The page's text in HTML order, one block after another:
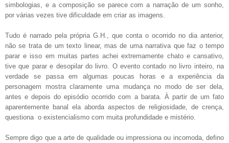
simbologias, e a composição se parece com a narração de um sonho,
por várias vezes tive dificuldade em criar as imagens.
Tudo é narrado pela própria G.H., que conta o ocorrido no dia anterior,
não se trata de um texto linear, mas de uma narrativa que faz o tempo
parar e isso em muitas partes achei extremamente chato e cansativo,
tive que parar e desopilar do livro. O evento contado no livro inteiro, na
verdade se passa em algumas poucas horas e a experiência da
personagem mostra claramente uma mudança no modo de ser dela,
antes e depois do episódio ocorrido com a barata. À partir de um fato
aparentemente banal ela aborda aspectos de religiosidade, de crença,
questiona o existencialismo com muita profundidade e mistério.
Sempre digo que a arte de qualidade ou impressiona ou incomoda, defino